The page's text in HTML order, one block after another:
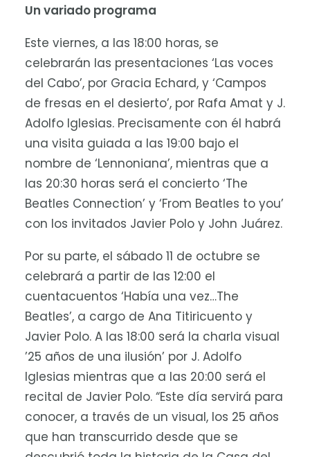
Un variado programa
Este viernes, a las 18:00 horas, se
celebrarán las presentaciones ‘Las voces
del Cabo’, por Gracia Echard, y ‘Campos
de fresas en el desierto’, por Rafa Amat y J.
Adolfo Iglesias. Precisamente con él habrá
una visita guiada a las 19:00 bajo el
nombre de ‘Lennoniana’, mientras que a
las 20:30 horas será el concierto ‘The
Beatles Connection’ y ‘From Beatles to you’
con los invitados Javier Polo y John Juárez.
Por su parte, el sábado 11 de octubre se
celebrará a partir de las 12:00 el
cuentacuentos ‘Había una vez…The
Beatles’, a cargo de Ana Titiricuento y
Javier Polo. A las 18:00 será la charla visual
’25 años de una ilusión’ por J. Adolfo
Iglesias mientras que a las 20:00 será el
recital de Javier Polo. “Este día servirá para
conocer, a través de un visual, los 25 años
que han transcurrido desde que se